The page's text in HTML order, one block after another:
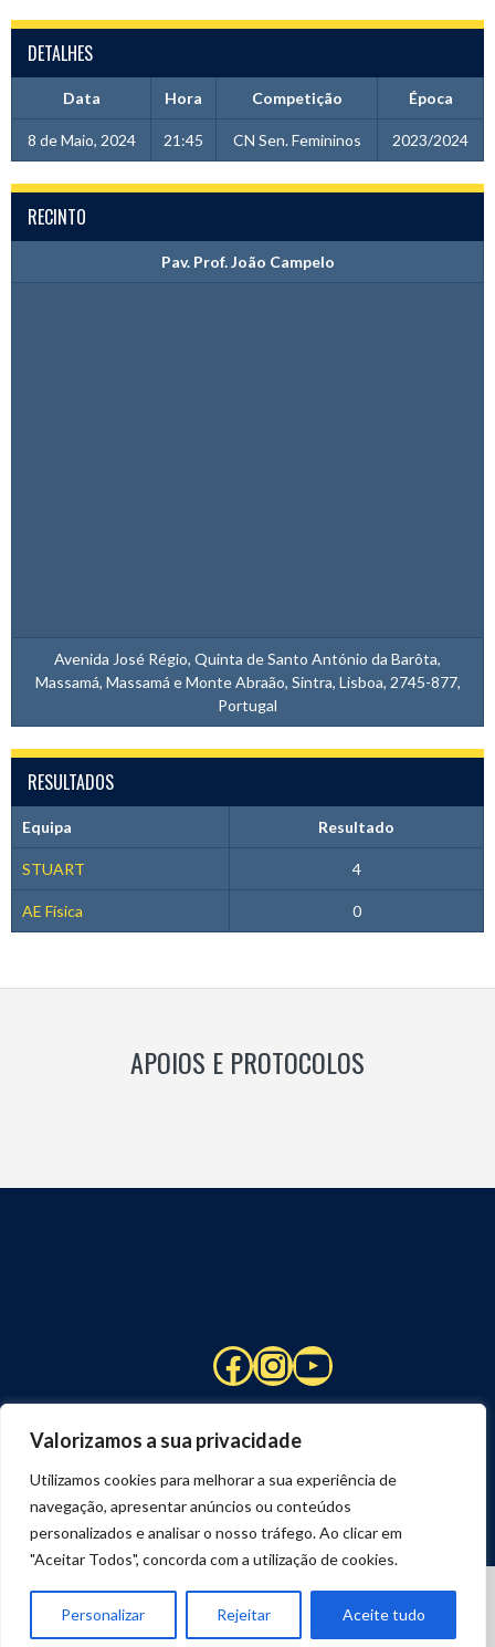
Valorizamos a sua privacidade
Utilizamos cookies para melhorar a sua experiência de
navegação, apresentar anúncios ou conteúdos
personalizados e analisar o nosso tráfego. Ao clicar em
"Aceitar Todos", concorda com a utilização de cookies.
Personalizar Rejeitar Aceite tudo
DETALHES
Data Hora Competição Época
8 de Maio, 2024 21:45 CN Sen. Femininos 2023/2024
RECINTO
Pav. Prof. João Campelo
Avenida José Régio, Quinta de Santo António da Barôta,
Massamá, Massamá e Monte Abraão, Sintra, Lisboa, 2745-877,
Portugal
RESULTADOS
Equipa Resultado
STUART 4
AE Física 0
APOIOS E PROTOCOLOS
Facebook
Instagram
YouTube
DESENVOLVIDO POR
JOSEXAVIER.COM